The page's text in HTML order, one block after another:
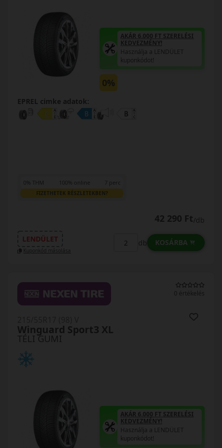
AKÁR 6.000 FT SZERELÉSI
KEDVEZMÉNY!
Használja a LENDÜLET
kuponkódot!
0%
EPREL cimke adatok:
0% THM 100% online 7 perc
FIZETHETEK RÉSZLETEKBEN?
42 290 Ft/db
LENDÜLET
Kuponkód másolása
db KOSÁRBA
0 értékelés
TÉLI GUMI
Winguard Sport3 XL
AKÁR 6.000 FT SZERELÉSI
KEDVEZMÉNY!
Használja a LENDÜLET
kuponkódot!